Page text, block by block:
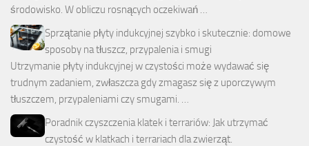
środowisko. W obliczu rosnących oczekiwań …
Sprzątanie płyty indukcyjnej szybko i skutecznie: domowe
sposoby na tłuszcz, przypalenia i smugi
Utrzymanie płyty indukcyjnej w czystości może wydawać się
trudnym zadaniem, zwłaszcza gdy zmagasz się z uporczywym
tłuszczem, przypaleniami czy smugami. …
Poradnik czyszczenia klatek i terrariów: Jak utrzymać
czystość w klatkach i terrariach dla zwierząt.